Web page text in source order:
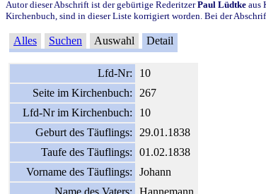
Autor dieser Abschrift ist der gebürtige RederitzerPaul Lüdtke aus
Kirchenbuch, sind in dieser Liste korrigiert worden. Bei der
Alles Suchen Auswahl Detail
Lfd-Nr:
10
Seite im Kirchenbuch:
267
Lfd-Nr im Kirchenbuch:
10
Geburt des Täuflings:
29.01.1838
Taufe des Täuflings:
01.02.1838
Vorname des Täuflings:
Johann
Name des Vaters:
Hannemann